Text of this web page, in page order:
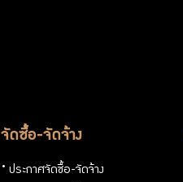
จัดซื้อ-จัดจ้าง
ประกาศจัดซื้อ-จัดจ้าง